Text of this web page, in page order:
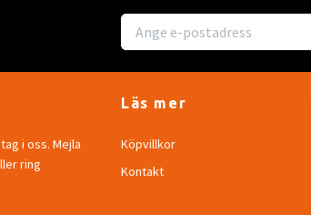
i oss. Mejla
ring
Läs mer
Köpvillkor
Kontakt